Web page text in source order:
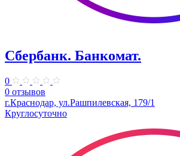
Сбербанк. Банкомат.
0
0 отзывов
г.Краснодар, ул.Рашпилевская, 179/1
Круглосуточно